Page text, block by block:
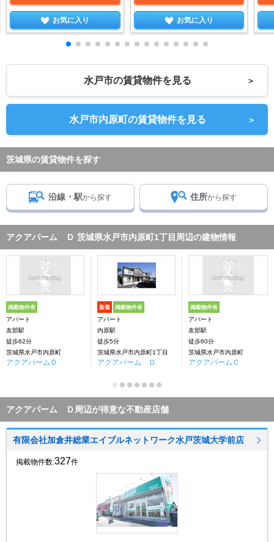
お気に入り お気に入り
水戸市の賃貸物件を見る ＞
水戸市内原町の賃貸物件を見る ＞
茨城県の賃貸物件を探す
沿線・駅から探す 住所から探す
アクアパーム Ｄ 茨城県水戸市内原町1丁目周辺の建物情報
掲載物件有
アパート
友部駅
徒歩62分
茨城県水戸市内原町
アクアパームＤ
新着 掲載物件有
アパート
内原駅
徒歩5分
茨城県水戸市内原町1丁目
アクアパーム Ｄ
掲載物件有
アパート
友部駅
徒歩60分
茨城県水戸市内原町
アクアパームＣ
アクアパーム Ｄ周辺が得意な不動産店舗
有限会社加倉井総業エイブルネットワーク水戸茨城大学前店
掲載物件数:327件